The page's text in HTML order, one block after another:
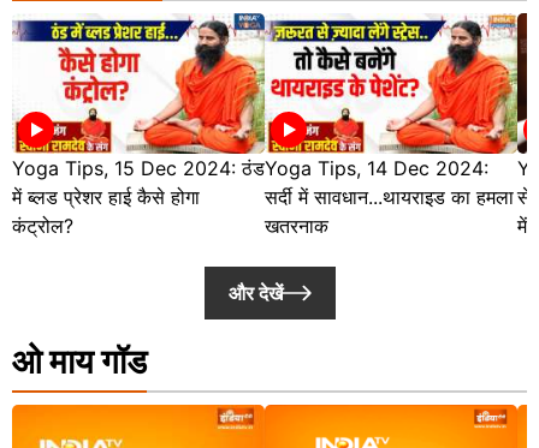
Yoga Tips, 15 Dec 2024: ठंड
में ब्लड प्रेशर हाई कैसे होगा
कंट्रोल?
Yoga Tips, 14 Dec 2024:
सर्दी में सावधान...थायराइड का हमला
खतरनाक
में
और देखें
ओ माय गॉड